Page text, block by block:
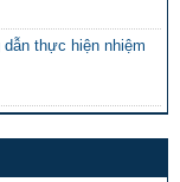
thực hiện nhiệm